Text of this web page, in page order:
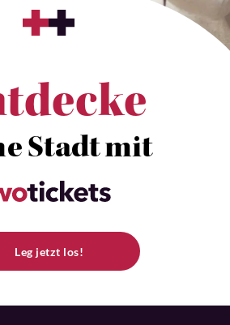
Stadt mit
Leg jetzt los!